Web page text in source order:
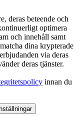
deras beteende och
optimera
och innehåll samt
dina krypterade
via deras
deras tjänster.
innan du